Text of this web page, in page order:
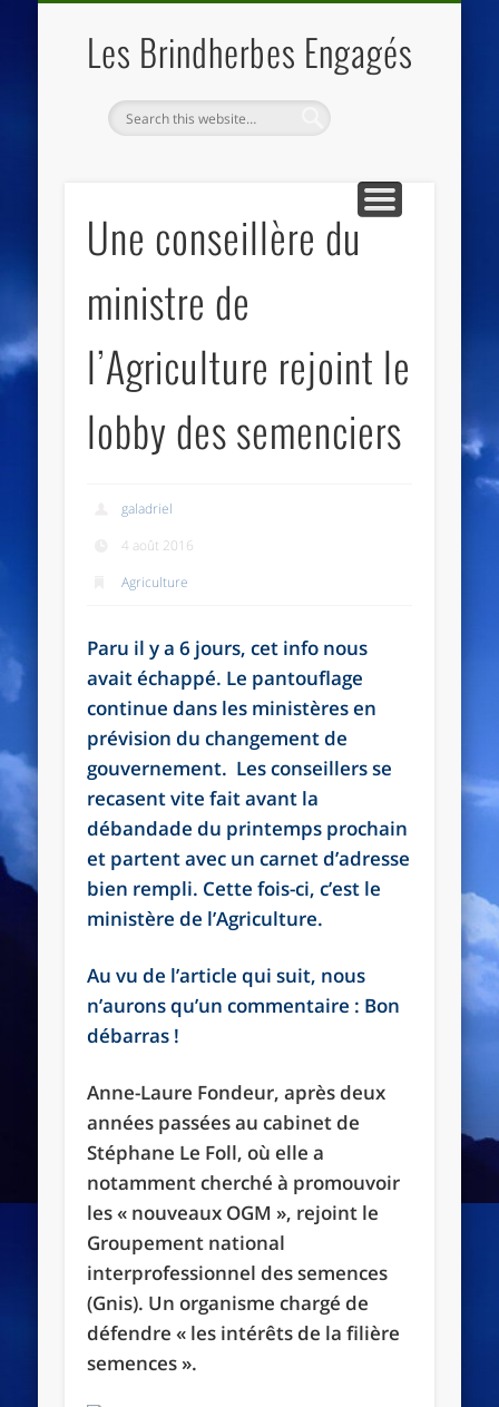
Les Brindherbes Engagés
Une conseillère du
ministre de
l’Agriculture rejoint le
lobby des semenciers
galadriel
4 août 2016
Agriculture
Paru il y a 6 jours, cet info nous
avait échappé. Le pantouflage
continue dans les ministères en
prévision du changement de
gouvernement. Les conseillers se
recasent vite fait avant la
débandade du printemps prochain
et partent avec un carnet d’adresse
bien rempli. Cette fois-ci, c’est le
ministère de l’Agriculture.
Au vu de l’article qui suit, nous
n’aurons qu’un commentaire : Bon
débarras !
Anne-Laure Fondeur, après deux
années passées au cabinet de
Stéphane Le Foll, où elle a
notamment cherché à promouvoir
les « nouveaux OGM », rejoint le
Groupement national
interprofessionnel des semences
(Gnis). Un organisme chargé de
défendre « les intérêts de la filière
semences ».